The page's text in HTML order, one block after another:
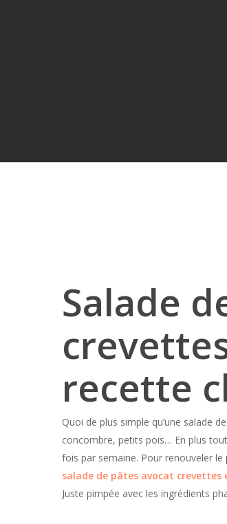
Salade
recette
Quoi de plus simple qu’une salade
concombre, petits pois… En plus
fois par semaine. Pour renouveler
salade de pâtes avocat
Juste pimpée avec les ingrédients